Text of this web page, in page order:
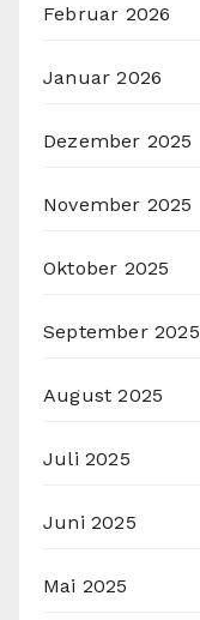
Februar 2026
Januar 2026
Dezember 2025
November 2025
Oktober 2025
September 2025
August 2025
Juli 2025
Juni 2025
Mai 2025